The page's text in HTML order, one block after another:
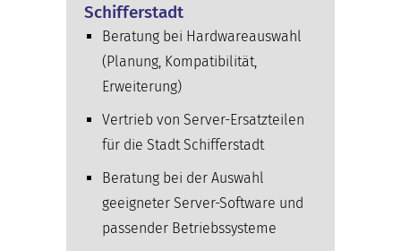
Schifferstadt
Beratung bei Hardwareauswahl
(Planung, Kompatibilität,
Erweiterung)
Vertrieb von Server-Ersatzteilen
für die Stadt Schifferstadt
Beratung bei der Auswahl
geeigneter Server-Software und
passender Betriebssysteme